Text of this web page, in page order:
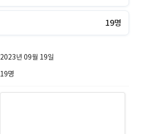
19명
2023년 09월 19일
19명